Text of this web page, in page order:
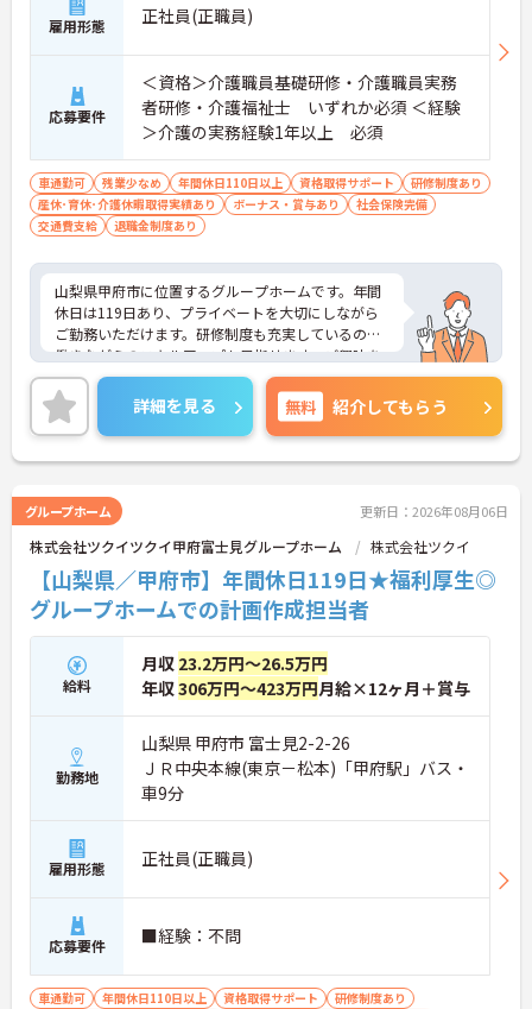
・社内規定の範囲内で髪色や髪型をはじめネイルや
まつげエクステが自由であり自分らしさを大切に働
【有資格者のキャリアパス！手厚いチューター制度
と多彩な研修で専門性を高めます 】
・入社後1年間は専門のチューター（指導担当者）
がマンツーマンで手厚くフォローするため新しい環
境でも安心です
・資格手当の支給や公的資格取得・自己啓発支援制
度を通じて有資格者のさらなるステップアップを後
押しします
など豊富な教育プログラムで専門職としての成長を
サポートしています
雇用形態 正社員(正職員)
応募要件
＜資格＞介護職員基礎研修・介護職員実務
者研修・介護福祉士 いずれか必須 ＜経験
＞介護の実務経験1年以上 必須
車通勤可 残業少なめ 年間休日110日以上 資格取得サポート
研修制度あり
産休･育休･介護休暇取得実績あり
ボーナス・賞与あり
社会保険完備
交通費支給
退職金制度あり
山梨県甲府市に位置するグループホームです。年間
休日は119日あり、プライベートを大切にしながら
ご勤務いただけます。研修制度も充実しているので
働きながらのスキルアップも目指せます。ご興味を
お持ちの方はお気軽にお問い合わせください。
詳細を見る 無料 紹介してもらう
グループホーム 更新日：2026年08月06日
株式会社ツクイツクイ甲府富士見グループホーム 株式会社ツクイ
【山梨県／甲府市】年間休日119日★福利厚生◎
グループホームでの計画作成担当者
給料
月収 23.2万円～26.5万円
年収306万円～423万円月給×12ヶ月＋賞与
勤務地
山梨県 甲府市 富士見2-2-26
ＪＲ中央本線(東京－松本)「甲府駅」バス・
車9分
雇用形態 正社員(正職員)
応募要件 ■経験：不問
車通勤可 年間休日110日以上 資格取得サポート
研修制度あり